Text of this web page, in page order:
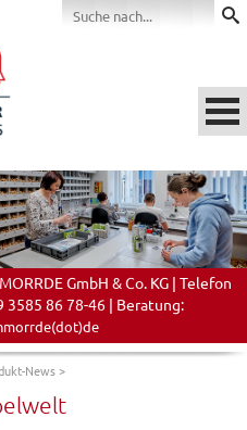
GmbH & Co. KG | Telefon
3585 86 78-46 | Beratung:
News>